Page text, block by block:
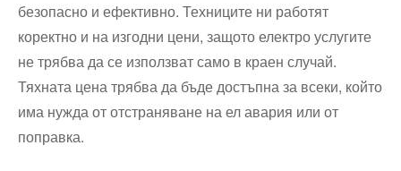
безопасно и ефективно. Техниците ни работят
коректно и на изгодни цени, защото електро услугите
не трябва да се използват само в краен случай.
Тяхната цена трябва да бъде достъпна за всеки, който
има нужда от отстраняване на ел авария или от
поправка.